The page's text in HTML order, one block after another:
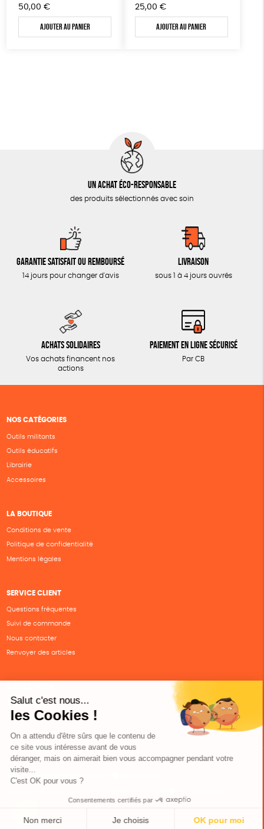
OUTILS ÉDUCATIFS
MON JOURNAL ANIMAL
50,00 €
Ajouter au panier
25,00 €
Ajouter au panier
Un achat éco-responsable
des produits sélectionnés avec soin
Garantie satisfait ou remboursé
14 jours pour changer d'avis
Livraison
sous 1 à 4 jours ouvrés
Achats solidaires
Vos achats financent nos
actions
Paiement en ligne sécurisé
Par CB
NOS CATÉGORIES
Outils militants
Outils éducatifs
Librairie
Accessoires
LA BOUTIQUE
Conditions de vente
Politique de confidentialité
Mentions légales
SERVICE CLIENT
Questions fréquentes
Suivi de commande
Nous contacter
Renvoyer des articles